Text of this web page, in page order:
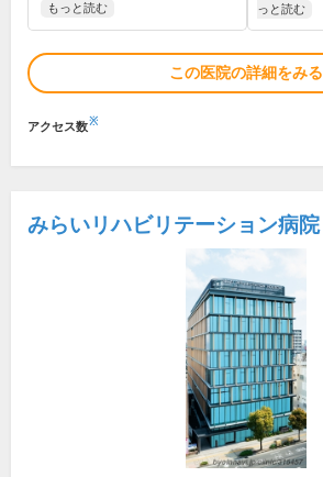
もっと読む
っと読む
この医院の詳細をみる
アクセス数※
みらいリハビリテーション病院